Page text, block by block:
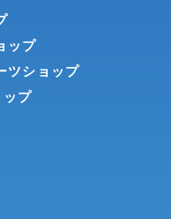
ップ
ツショップ
プ